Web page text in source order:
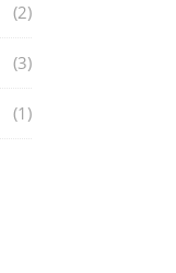
(2)
(3)
(1)